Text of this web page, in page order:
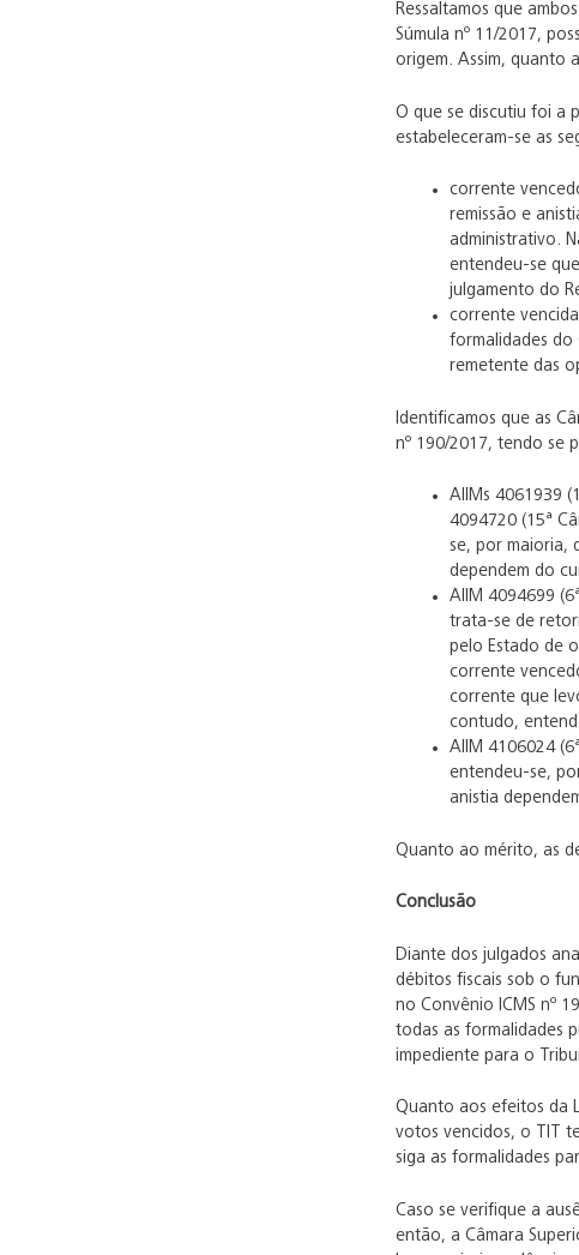
Ressaltamos que
Súmula nº 11/2017,
origem. Assim, quanto
O que se discutiu foi a
estabeleceram-se as
corrente
remissão e
administrativo.
entendeu-se
julgamento do
corrente
formalidades do
remetente das
Identificamos que as
nº 190/2017, tendo se
AIIMs 4061939
4094720 (15ª
se, por maioria,
dependem do
AIIM 4094699
trata-se de
pelo Estado de
corrente
corrente que
contudo,
AIIM 4106024
entendeu-se,
anistia
Quanto ao mérito, as
Conclusão
Diante dos julgados
débitos fiscais sob o
no Convênio ICMS nº
todas as formalidades
impediente para o
Quanto aos efeitos da
votos vencidos, o TIT
siga as formalidades
Caso se verifique a
então, a Câmara